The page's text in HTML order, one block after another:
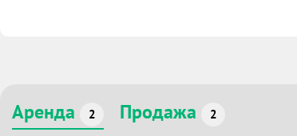
Аренда 2 Продажа 2